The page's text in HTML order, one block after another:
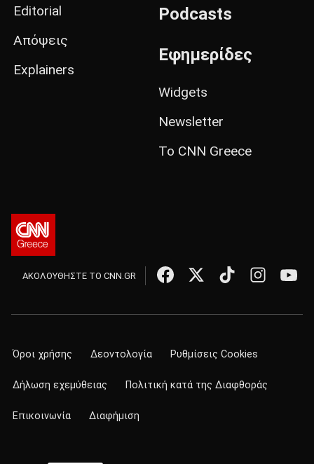
Editorial
Απόψεις
Explainers
Podcasts
Εφημερίδες
Widgets
Newsletter
Το CNN Greece
ΑΚΟΛΟΥΘΗΣΤΕ ΤΟ CNN.GR
Όροι χρήσης Δεοντολογία Ρυθμίσεις Cookies
Δήλωση εχεμύθειας Πολιτική κατά της Διαφθοράς
Επικοινωνία Διαφήμιση